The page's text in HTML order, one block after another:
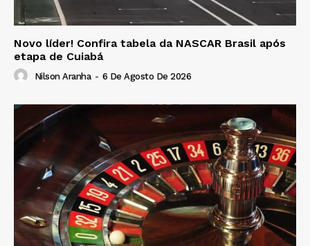
Novo líder! Confira tabela da NASCAR Brasil após
etapa de Cuiabá
Nilson Aranha - 6 De Agosto De 2026